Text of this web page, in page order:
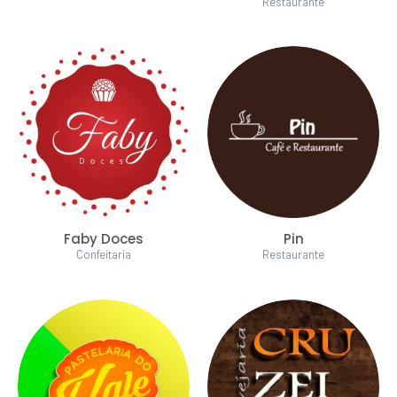
Faby Doces
Confeitaria
Pin
Restaurante